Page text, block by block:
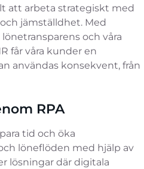
att arbeta strategiskt med
jämställdhet. Med
och våra
får våra kunder en
användas konsekvent, från
RPA
tid och öka
löneflöden med hjälp av
lösningar där digitala